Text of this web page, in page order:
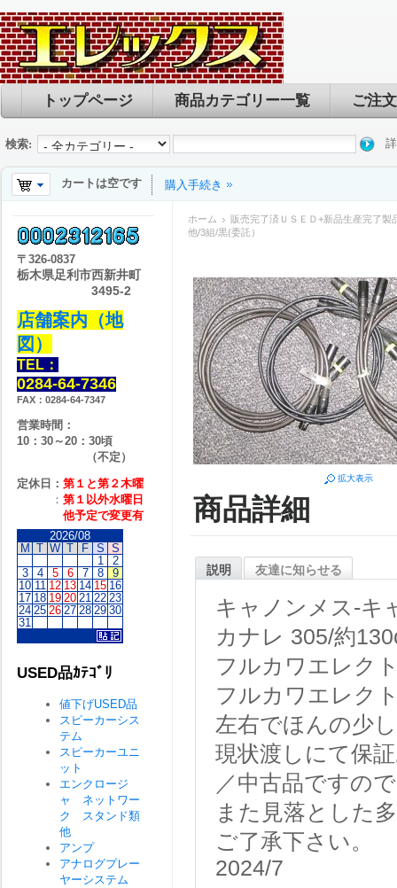
トップページ 商品カテゴリー一覧 ご注
検索:
カートは空です 購入手続き
ホーム
販売完了済ＵＳＥＤ+新品生産完了製
他/3組/黒(委託）
拡大表示
商品詳細
説明 友達に知らせる
キャノンメス-キ
カナレ 305/約
フルカワエレク
フルカワエレク
左右でほんの少
現状渡しにて保
／中古品ですの
また見落とした
ご了承下さい。
2024/7
〒 326-0837
栃木県足利市西新井町
3495-2
店舗案内（地
図）
TEL：
0284-64-7346
FAX：0284-64-7347
営業時間：
10：30～20：30頃
（不定）
定休日： 第１と第２木曜
： 第１以外水曜日
他予定で変更有
2026/08
M T W T F S S
1
2
3
4 5 6 7 8
9
10 11 12 13 14 15 16
17 18 19 20 21 22 23
24 25 26 27 28 29 30
31
USED品ｶﾃｺﾞﾘ
値下げUSED品
スピーカーシス
テム
スピーカーユニ
ット
エンクロージ
ャ ネットワー
ク スタンド類
他
アンプ
アナログプレー
ヤーシステム